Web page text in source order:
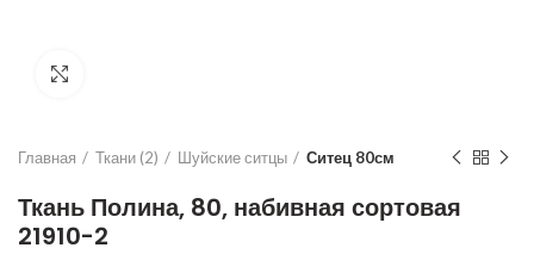
Главная Ткани (2) Шуйские ситцы Ситец 80см
Ткань Полина, 80, набивная сортовая
21910-2